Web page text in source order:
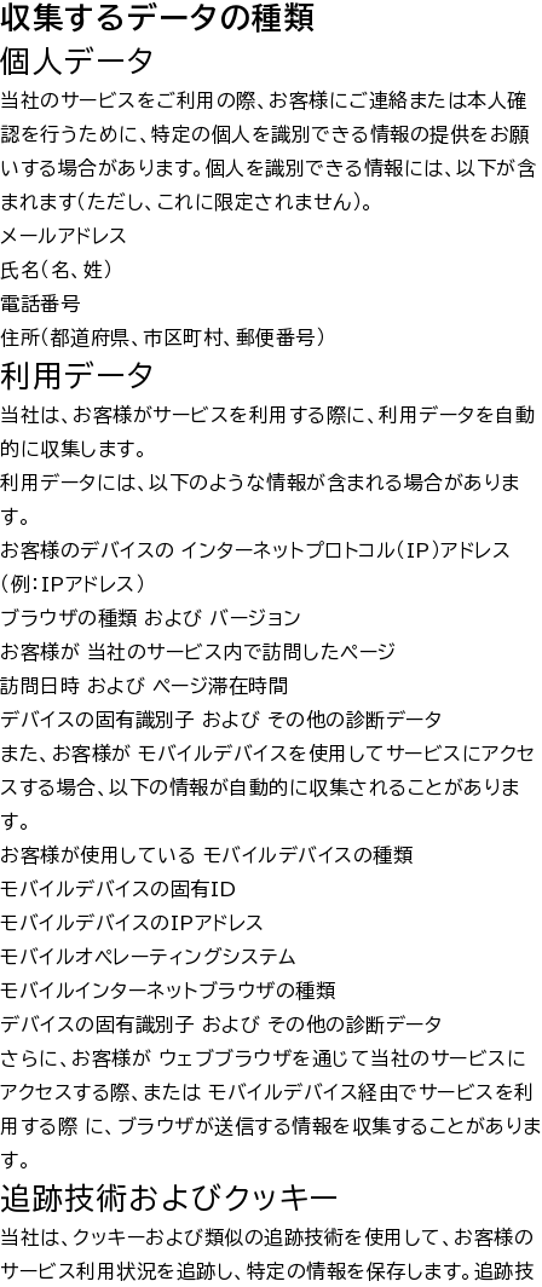
収集するデータの種類
個人データ
当社のサービスをご利用の際、お客様にご連絡または本人確
認を行うために、特定の個人を識別できる情報の提供をお願
いする場合があります。個人を識別できる情報には、以下が含
まれます（ただし、これに限定されません）。
メールアドレス
氏名（名、姓）
電話番号
住所（都道府県、市区町村、郵便番号）
利用データ
当社は、お客様がサービスを利用する際に、利用データを自動
的に収集します。
利用データには、以下のような情報が含まれる場合がありま
す。
お客様のデバイスの インターネットプロトコル（IP）アドレス
（例：IPアドレス）
ブラウザの種類 および バージョン
お客様が 当社のサービス内で訪問したページ
訪問日時 および ページ滞在時間
デバイスの固有識別子 および その他の診断データ
また、お客様が モバイルデバイスを使用してサービスにアクセ
スする場合、以下の情報が自動的に収集されることがありま
す。
お客様が使用している モバイルデバイスの種類
モバイルデバイスの固有ID
モバイルデバイスのIPアドレス
モバイルオペレーティングシステム
モバイルインターネットブラウザの種類
デバイスの固有識別子 および その他の診断データ
さらに、お客様が ウェブブラウザを通じて当社のサービスに
アクセスする際、または モバイルデバイス経由でサービスを利
用する際 に、ブラウザが送信する情報を収集することがありま
す。
追跡技術およびクッキー
当社は、クッキーおよび類似の追跡技術を使用して、お客様の
サービス利用状況を追跡し、特定の情報を保存します。追跡技